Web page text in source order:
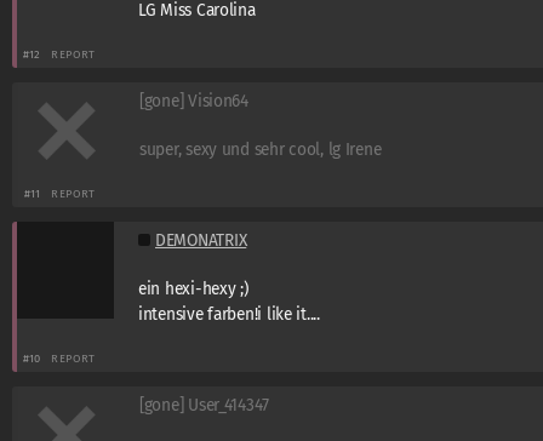
LG Miss Carolina
#12 REPORT
[gone] Vision64
super, sexy und sehr cool, lg Irene
#11 REPORT
DEMONATRIX
ein hexi-hexy ;)
intensive farben!i like it....
#10 REPORT
[gone] User_414347